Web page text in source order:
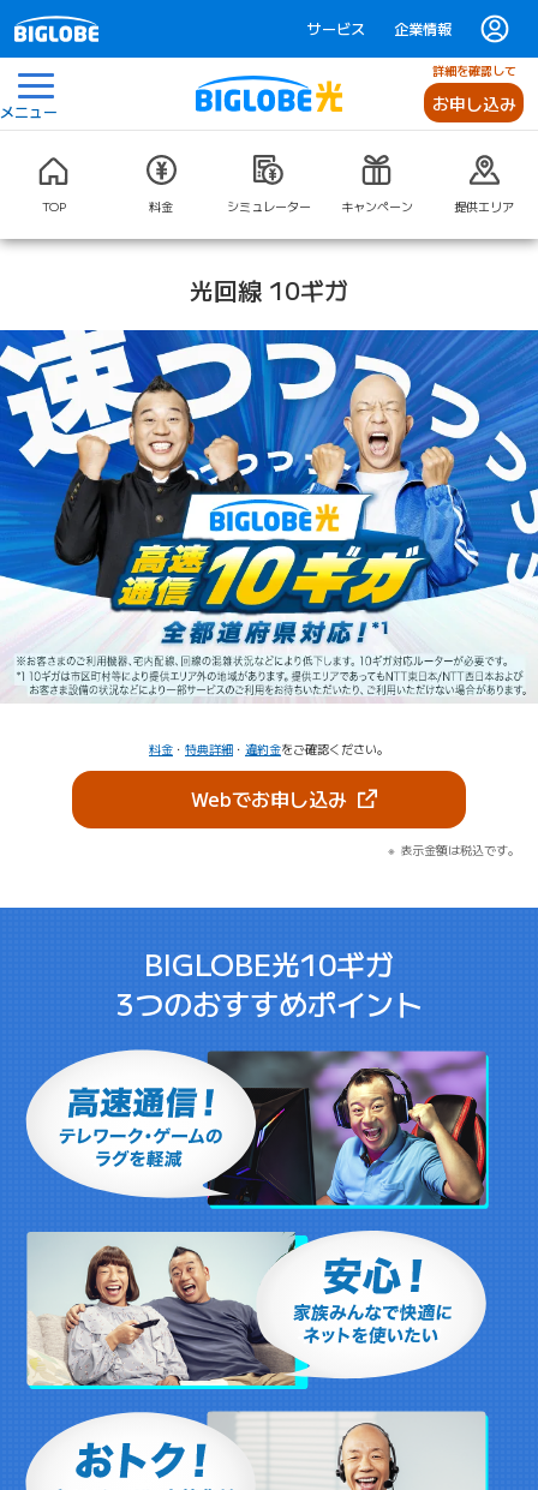
サービス 企業情報
メニュー
詳細を確認して
お申し込み
TOP 料金 シミュレーター キャンペーン 提供エリア
光回線 10ギガ
料金 ・ 特典詳細 ・ 違約金をご確認ください。
Webでお申し込み（新しいタブで開き
表示金額は税込です。
BIGLOBE光10ギガ
3つのおすすめポイント